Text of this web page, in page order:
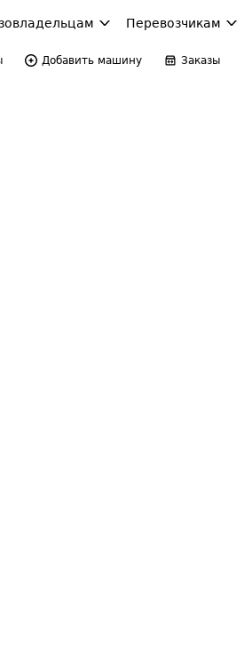
Перевозчикам
Добавить машину Заказы